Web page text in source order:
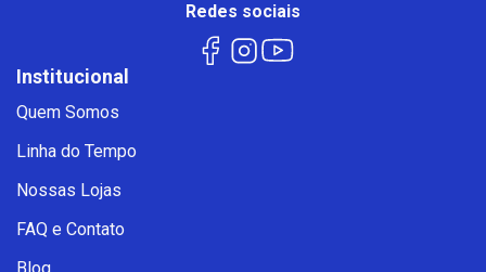
Redes sociais
Institucional
Quem Somos
Linha do Tempo
Nossas Lojas
FAQ e Contato